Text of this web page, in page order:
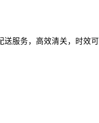
送服务，高效清关，时效